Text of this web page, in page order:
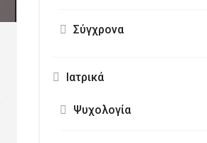
Σύγχρονα
Ιατρικά
Ψυχολογία